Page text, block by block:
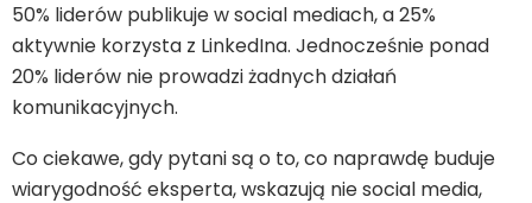
50% liderów publikuje w social mediach, a 25%
aktywnie korzysta z LinkedIna. Jednocześnie ponad
20% liderów nie prowadzi żadnych działań
komunikacyjnych.
Co ciekawe, gdy pytani są o to, co naprawdę buduje
wiarygodność eksperta, wskazują nie social media,